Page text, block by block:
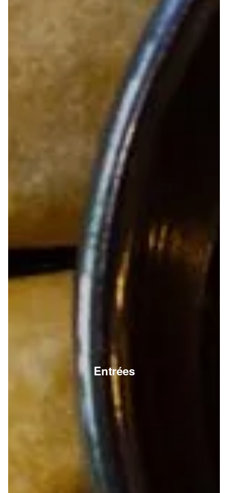
Entrées